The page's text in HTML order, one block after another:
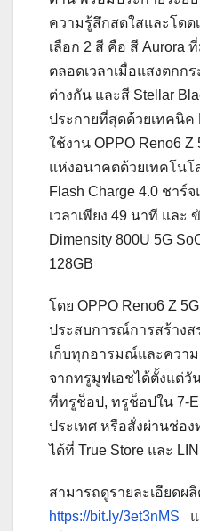
ความรู้สึกสดใสและโดด
เลือก 2 สี คือ สี Aurora
ตลอดเวลาเมื่อแสงตกก
ต่างกัน และสี Stellar
ประกายที่สุดด้วยเทคนิค
ใช้งาน OPPO Reno6
แห่งอนาคตด้วยเทคโนโ
Flash Charge 4.0 ชาร์
เวลาเพียง 49 นาที และ
Dimensity 800U 5G
128GB
โดย OPPO Reno6 Z
ประสบการณ์การสร้างส
เก็บทุกอารมณ์และควา
จากทรูมูฟเอชได้ตั้งแต่วั
ที่ทรูช็อป, ทรูช็อปใน 7-
ประเทศ หรือสั่งผ่านช่อ
ได้ที่ True Store และ
สามารถดูรายละเอียดผ
https://bit.ly/3et3nMS แ